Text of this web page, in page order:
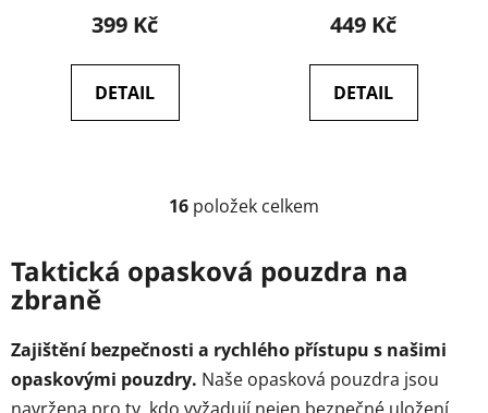
399 Kč
DETAIL
449 Kč
DETAIL
O
l
á
a
c
í
16 položek celkem
Taktická opasková pouzdra na
zbraně
Zajištění bezpečnosti a rychlého přístupu s našimi
opaskovými pouzdry. Naše opasková pouzdra jsou